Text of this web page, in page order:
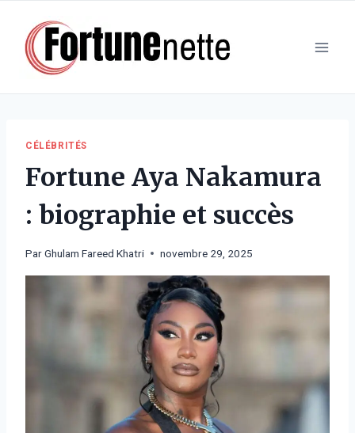
contenu
CÉLÉBRITÉS
Fortune Aya Nakamura
: biographie et succès
ParGhulam Fareed Khatri novembre 29, 2025